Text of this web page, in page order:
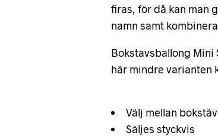
firas, för då kan man
namn samt
Bokstavsballong Mini
här mindre varianten
Välj mellan
Säljes styckvis